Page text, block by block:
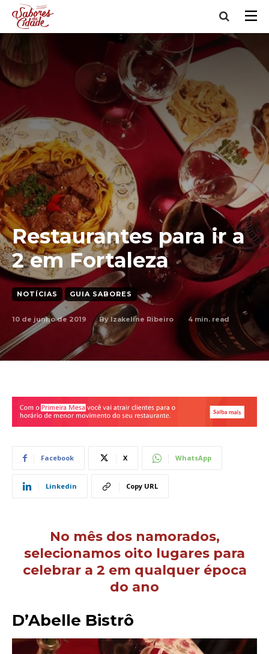
Restaurantes para ir a
2 em Fortaleza
NOTÍCIAS GUIA SABORES
10 de junho de 2019 By Izakeline Ribeiro 4 min. read
Facebook X WhatsApp
Linkedin Copy URL
No mês dos namorados,
selecionamos oito lugares para
celebrar a 2 em qualquer época
do ano
D’Abelle Bistrô